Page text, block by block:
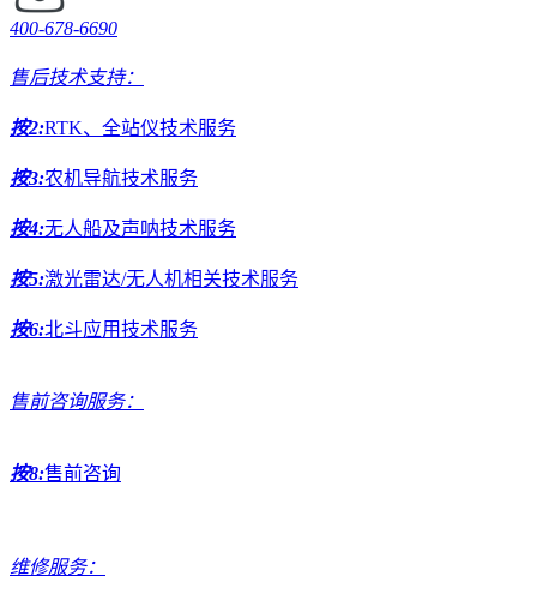
400-678-6690
售后技术支持：
按2:RTK、全站仪技术服务
按3:农机导航技术服务
按4:无人船及声呐技术服务
按5:激光雷达/无人机相关技术服务
按6:北斗应用技术服务
售前咨询服务：
按8:售前咨询
维修服务：